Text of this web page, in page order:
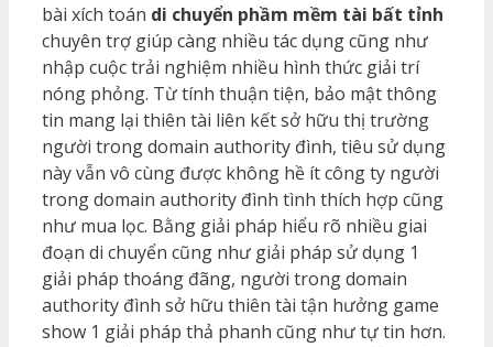
bài xích toán di chuyển phầm mềm tài bất tỉnh
chuyên trợ giúp càng nhiều tác dụng cũng như
nhập cuộc trải nghiệm nhiều hình thức giải trí
nóng phỏng. Từ tính thuận tiện, bảo mật thông
tin mang lại thiên tài liên kết sở hữu thị trường
người trong domain authority đình, tiêu sử dụng
này vẫn vô cùng được không hề ít công ty người
trong domain authority đình tình thích hợp cũng
như mua lọc. Bằng giải pháp hiểu rõ nhiều giai
đoạn di chuyển cũng như giải pháp sử dụng 1
giải pháp thoáng đãng, người trong domain
authority đình sở hữu thiên tài tận hưởng game
show 1 giải pháp thả phanh cũng như tự tin hơn.